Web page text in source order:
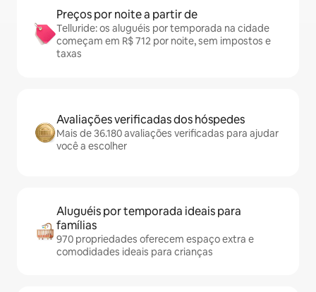
Preços por noite a partir de
Telluride: os aluguéis por temporada na cidade
começam em R$ 712 por noite, sem impostos e
taxas
Avaliações verificadas dos hóspedes
Mais de 36.180 avaliações verificadas para ajudar
você a escolher
Aluguéis por temporada ideais para
famílias
970 propriedades oferecem espaço extra e
comodidades ideais para crianças